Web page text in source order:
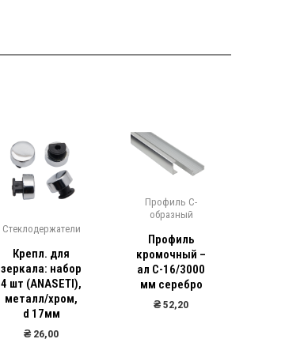
Стеклодержатели
Крепл. для
зеркала: набор
4 шт (ANASETI),
металл/хром,
d 17мм
₴ 26,00
Профиль С-
образный
Профиль
кромочный –
ал С-16/3000
мм серебро
₴52,20